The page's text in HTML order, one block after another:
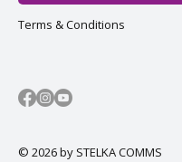
Terms & Conditions
© 2026 by STELKA COMMS